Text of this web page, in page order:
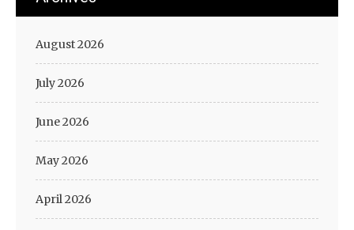
August 2026
July 2026
June 2026
May 2026
April 2026